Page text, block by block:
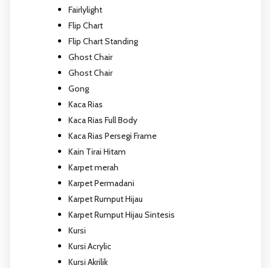
Fairlylight
Flip Chart
Flip Chart Standing
Ghost Chair
Ghost Chair
Gong
Kaca Rias
Kaca Rias Full Body
Kaca Rias Persegi Frame
Kain Tirai Hitam
Karpet merah
Karpet Permadani
Karpet Rumput Hijau
Karpet Rumput Hijau Sintesis
Kursi
Kursi Acrylic
Kursi Akrilik